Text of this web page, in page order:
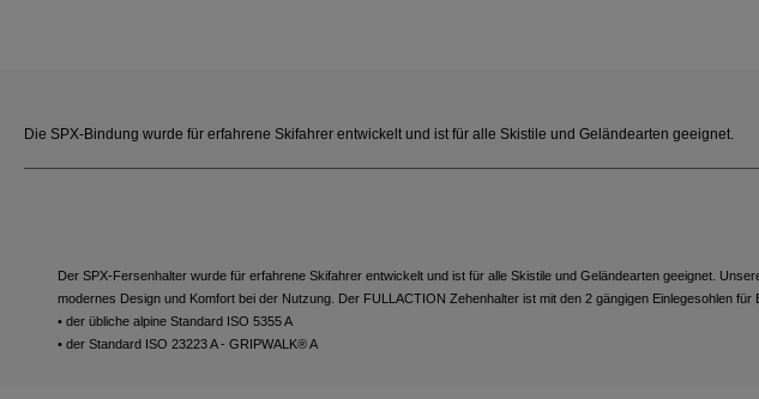
Schweiz
visiting
Die SPX-Bindung wurde für erfahrene Skifahrer entwickelt und ist für alle Skistile und Geländearten geeignet.
Der SPX-Fersenhalter wurde für erfahrene Skifahrer entwickelt und ist für alle Skistile und Geländearten geeignet.
modernes Design und Komfort bei der Nutzung. Der FULLACTION Zehenhalter ist mit den 2 gängigen Einlegesohlen
• der übliche alpine Standard ISO 5355 A
• der Standard ISO 23223 A - GRIPWALK® A